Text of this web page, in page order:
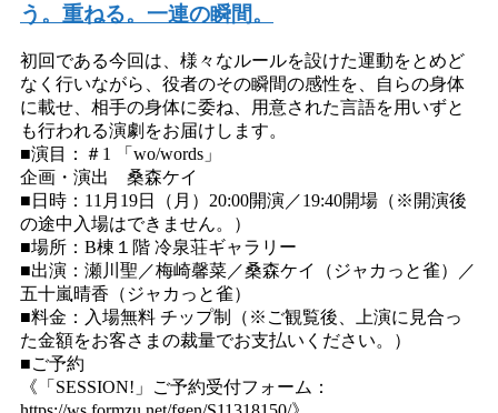
う。重ねる。一連の瞬間。
初回である今回は、様々なルールを設けた運動をとめど
なく行いながら、役者のその瞬間の感性を、自らの身体
に載せ、相手の身体に委ね、用意された言語を用いずと
も行われる演劇をお届けします。
■演目：＃1 「wo/words」
企画・演出 桑森ケイ
■日時：11月19日（月）20:00開演／19:40開場（※開演後
の途中入場はできません。）
■場所：B棟１階 冷泉荘ギャラリー
■出演：瀬川聖／梅崎馨菜／桑森ケイ（ジャカっと雀）／
五十嵐晴香（ジャカっと雀）
■料金：入場無料 チップ制（※ご観覧後、上演に見合っ
た金額をお客さまの裁量でお支払いください。）
■ご予約
《「SESSION!」ご予約受付フォーム：